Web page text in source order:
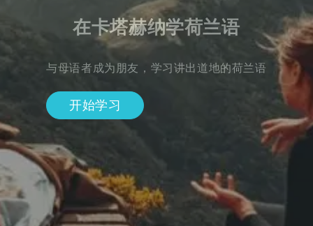
在卡塔赫纳学荷兰语
与母语者成为朋友，学习讲出道地的荷兰语
开始学习